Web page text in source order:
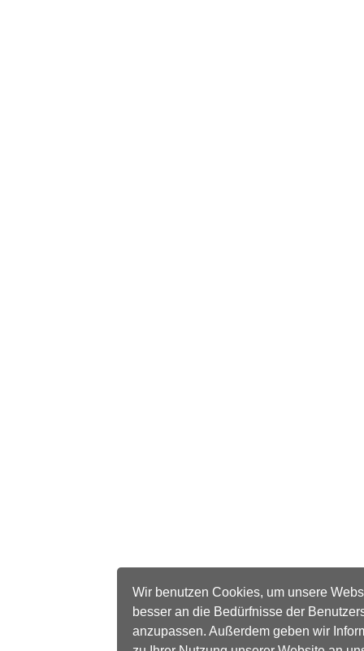
Wir benutzen Cookies, um unsere
besser an die Bedürfnisse der
anzupassen. Außerdem geben wir